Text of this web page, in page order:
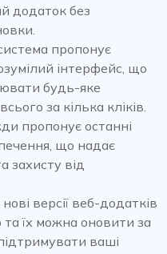
додаток без
пропонує
інтерфейс, що
будь-яке
за кілька кліків.
пропонує останні
що надає
захисту від
нові версії веб-додатків
їх можна оновити за
ваші